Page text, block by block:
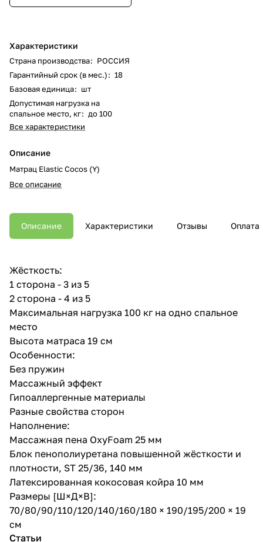
Характеристики
Страна производства: РОССИЯ
Гарантийный срок (в мес.): 18
Базовая единица: шт
Допустимая нагрузка на
спальное место, кг: до 100
Все характеристики
Описание
Матрац Elastic Cocos (Y)
Все описание
Описание Характеристики Отзывы Оплата
Жёсткость:
1 сторона - 3 из 5
2 сторона - 4 из 5
Максимальная нагрузка 100 кг на одно спальное
место
Высота матраса 19 см
Особенности:
Без пружин
Массажный эффект
Гипоаллергенные материалы
Разные свойства сторон
Наполнение:
Массажная пена OxyFoam 25 мм
Блок пенополиуретана повышенной жёсткости и
плотности, ST 25/36, 140 мм
Латексированная кокосовая койра 10 мм
Размеры [Ш×Д×В]:
70/80/90/110/120/140/160/180 × 190/195/200 × 19
см
Статьи